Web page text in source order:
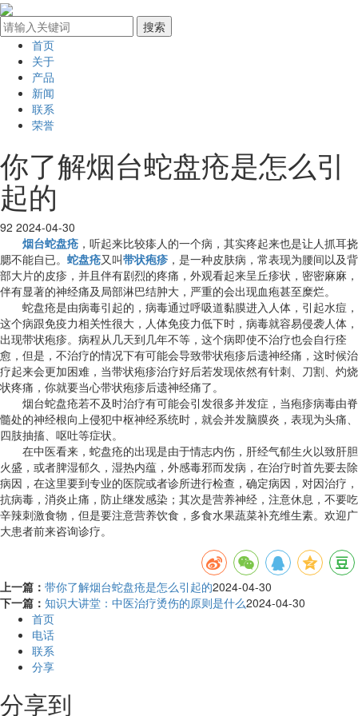
首页
关于
产品
新闻
联系
荣誉
你了解烟台蛇盘疮是怎么引
起的
92 2024-04-30
烟台蛇盘疮 ，听起来比较瘆人的一个病，其实疼起来也是让人抓耳挠
腮不能自已。 蛇盘疮又叫带状疱疹 ，是一种皮肤病，常表现为腰间以及背
部大片的皮疹，并且伴有剧烈的疼痛，外观看起来呈丘疹状，密密麻麻，
伴有显著的神经痛及局部淋巴结肿大，严重的会出现血疱甚至糜烂。
蛇盘疮是由病毒引起的，病毒通过呼吸道黏膜进入人体，引起水痘，
这个病跟免疫力相关性很大，人体免疫力低下时，病毒就容易侵袭人体，
出现带状疱疹。病程从几天到几年不等，这个病即使不治疗也会自行痊
愈，但是，不治疗的情况下有可能会导致带状疱疹后遗神经痛，这时候治
疗起来会更加困难，当带状疱疹治疗好后若发现依然有针刺、刀割、灼烧
状疼痛，你就要当心带状疱疹后遗神经痛了。
烟台蛇盘疮若不及时治疗有可能会引发很多并发症，当疱疹病毒由脊
髓处的神经根向上侵犯中枢神经系统时，就会并发脑膜炎，表现为头痛、
四肢抽搐、呕吐等症状。
在中医看来，蛇盘疮的出现是由于情志内伤，肝经气郁生火以致肝胆
火盛，或者脾湿郁久，湿热内蕴，外感毒邪而发病，在治疗时首先要去除
病因，在这里要到专业的医院或者诊所进行检查，确定病因，对因治疗，
抗病毒，消炎止痛，防止继发感染；其次是营养神经，注意休息，不要吃
辛辣刺激食物，但是要注意营养饮食，多食水果蔬菜补充维生素。欢迎广
大患者前来咨询诊疗。
上一篇： 带你了解烟台蛇盘疮是怎么引起的2024-04-30
下一篇： 知识大讲堂：中医治疗烫伤的原则是什么2024-04-30
首页
电话
联系
分享
分享到